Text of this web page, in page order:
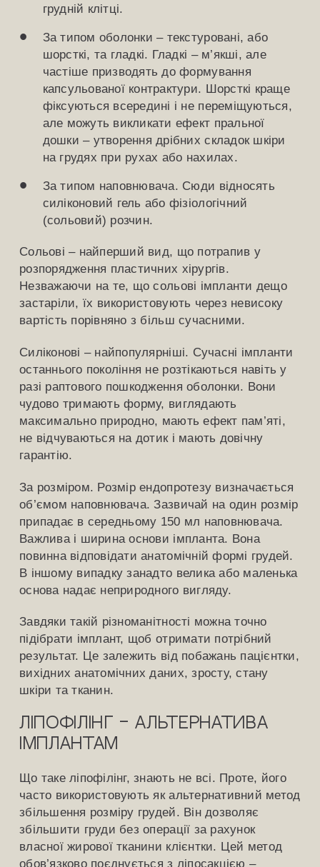
грудній клітці.
За типом оболонки – текстуровані, або
шорсткі, та гладкі. Гладкі – м’якші, але
частіше призводять до формування
капсульованої контрактури. Шорсткі краще
фіксуються всередині і не переміщуються,
але можуть викликати ефект пральної
дошки – утворення дрібних складок шкіри
на грудях при рухах або нахилах.
За типом наповнювача. Сюди відносять
силіконовий гель або фізіологічний
(сольовий) розчин.
Сольові – найперший вид, що потрапив у
розпорядження пластичних хірургів.
Незважаючи на те, що сольові імпланти дещо
застаріли, їх використовують через невисоку
вартість порівняно з більш сучасними.
Силіконові – найпопулярніші. Сучасні імпланти
останнього покоління не розтікаються навіть у
разі раптового пошкодження оболонки. Вони
чудово тримають форму, виглядають
максимально природно, мають ефект пам’яті,
не відчуваються на дотик і мають довічну
гарантію.
За розміром. Розмір ендопротезу визначається
об’ємом наповнювача. Зазвичай на один розмір
припадає в середньому 150 мл наповнювача.
Важлива і ширина основи імпланта. Вона
повинна відповідати анатомічній формі грудей.
В іншому випадку занадто велика або маленька
основа надає неприродного вигляду.
Завдяки такій різноманітності можна точно
підібрати імплант, щоб отримати потрібний
результат. Це залежить від побажань пацієнтки,
вихідних анатомічних даних, зросту, стану
шкіри та тканин.
Ліпофілінг – альтернатива
імплантам
Що таке ліпофілінг, знають не всі. Проте, його
часто використовують як альтернативний метод
збільшення розміру грудей. Він дозволяє
збільшити груди без операції за рахунок
власної жирової тканини клієнтки. Цей метод
обов’язково поєднується з ліпосакцією –